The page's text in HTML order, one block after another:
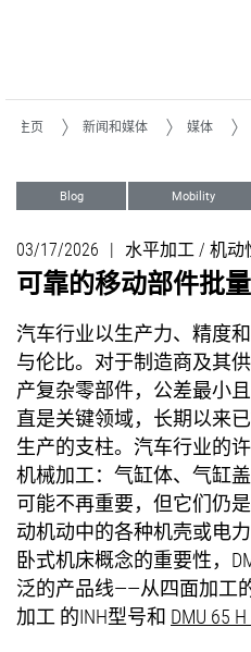
主页 新闻和媒体 媒体
Blog Mobility
03/17/2026 | 水平加工 / 机动
可靠的移动部件批
汽车行业以生产力、精度
与伦比。对于制造商及其
产复杂零部件，公差最小
直是关键领域，长期以来
生产的支柱。汽车行业的
机械加工：气缸体、气缸
可能不再重要，但它们仍
动机动中的各种机壳或电
卧式机床概念的重要性，
泛的产品线——从四面加工
加工 的INH型号和 DMU 65